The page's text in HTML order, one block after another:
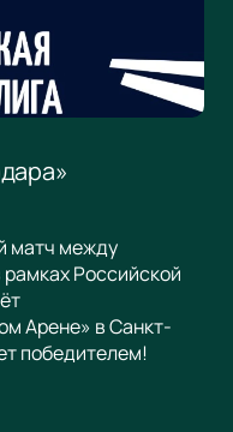
матч между
Российской
Арене» в Санкт-
победителем!